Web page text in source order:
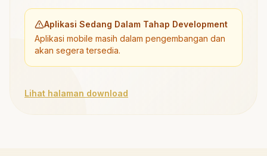
Aplikasi Sedang Dalam Tahap Development
Aplikasi mobile masih dalam pengembangan dan
akan segera tersedia.
Lihat halaman download